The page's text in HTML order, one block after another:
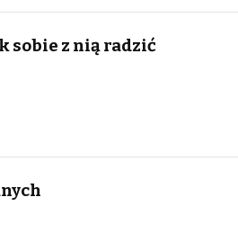
sobie z nią radzić